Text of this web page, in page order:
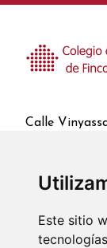
Este sitio
Calle